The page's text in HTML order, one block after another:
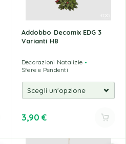
Addobbo Decomix EDG 3
Varianti H8
Decorazioni Natalizie
Sfere e Pendenti
3,90€